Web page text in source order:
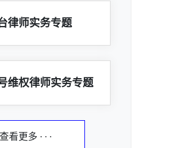
律师实务专题
维权律师实务专题
查看更多 · · ·